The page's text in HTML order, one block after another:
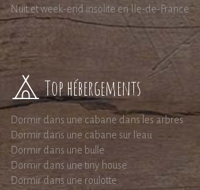
Nuit et week-end insolite en Ile-de-France
Top hébergements
Dormir dans une cabane dans les arbres
Dormir dans une cabane sur l'eau
Dormir dans une bulle
Dormir dans une tiny house
Dormir dans une roulotte